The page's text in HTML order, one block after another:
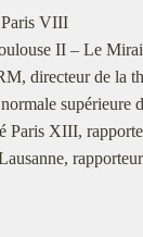
Paris VIII
II – Le
directeur de la
supérieure
Paris XIII,